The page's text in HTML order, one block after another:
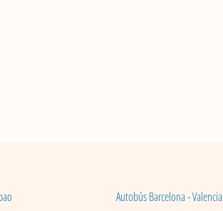
Autobús Barcelona - Valencia